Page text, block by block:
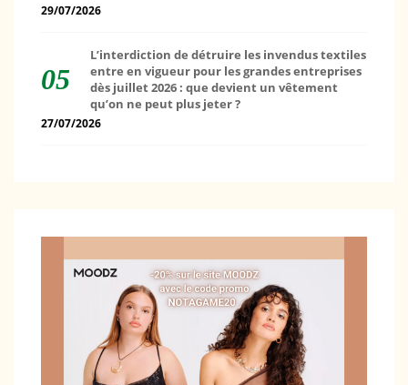
29/07/2026
L’interdiction de détruire les invendus textiles
entre en vigueur pour les grandes entreprises
dès juillet 2026 : que devient un vêtement
qu’on ne peut plus jeter ?
27/07/2026